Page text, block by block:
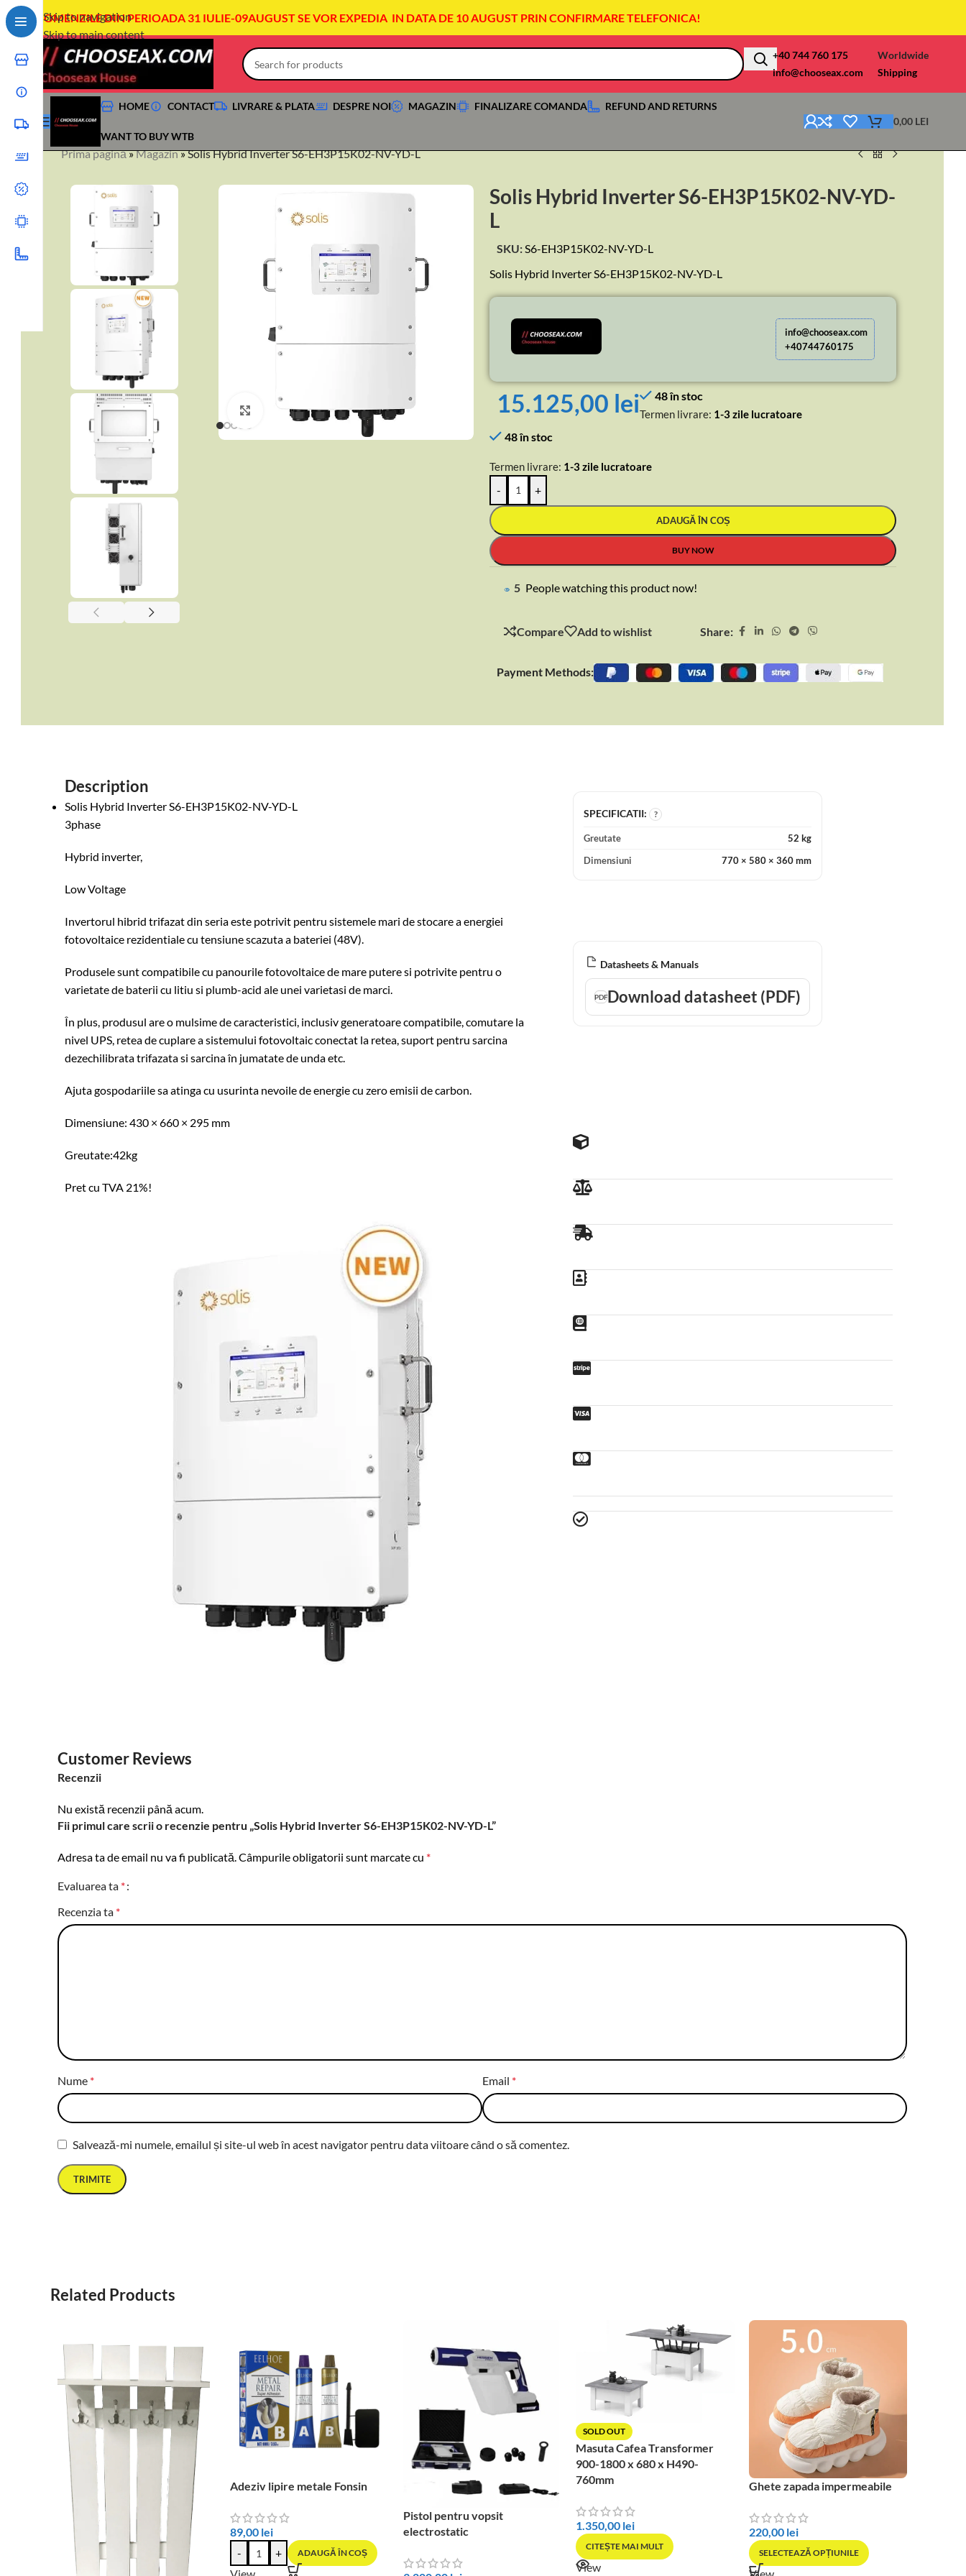
Skip to navigation
Skip to main content
COMENZILE DIN PERIOADA 31 IULIE-09AUGUST SE VOR EXPEDIA IN DATA DE 10 AUGUST PRIN CONFIRMARE TELEFONICA!
+40 744 760 175
info@chooseax.com
Worldwide
Shipping
HOME CONTACT LIVRARE & PLATA DESPRE NOI MAGAZIN FINALIZARE COMANDA REFUND AND RETURNS
WANT TO BUY WTB
0,00 LEI
Prima pagină»Magazin»Solis Hybrid Inverter S6-EH3P15K02-NV-YD-L
Click to enlarge
Solis Hybrid Inverter S6-EH3P15K02-NV-YD-
L
SKU: S6-EH3P15K02-NV-YD-L
Solis Hybrid Inverter S6-EH3P15K02-NV-YD-L
info@chooseax.com
+40744760175
15.125,00 lei 48 în stoc
Termen livrare: 1-3 zile lucratoare
48 în stoc
Termen livrare: 1-3 zile lucratoare
- +
ADAUGĂ ÎN COȘ
BUY NOW
10 People watching this product now!
Compare Add to wishlist Share:
Payment Methods:
Description
Solis Hybrid Inverter S6-EH3P15K02-NV-YD-L
3phase
Hybrid inverter,
Low Voltage
Invertorul hibrid trifazat din seria este potrivit pentru sistemele mari de stocare a energiei
fotovoltaice rezidentiale cu tensiune scazuta a bateriei (48V).
Produsele sunt compatibile cu panourile fotovoltaice de mare putere si potrivite pentru o
varietate de baterii cu litiu si plumb-acid ale unei varietasi de marci.
În plus, produsul are o mulsime de caracteristici, inclusiv generatoare compatibile, comutare la
nivel UPS, retea de cuplare a sistemului fotovoltaic conectat la retea, suport pentru sarcina
dezechilibrata trifazata si sarcina în jumatate de unda etc.
Ajuta gospodariile sa atinga cu usurinta nevoile de energie cu zero emisii de carbon.
Dimensiune: 430 × 660 × 295 mm
Greutate:42kg
Pret cu TVA 21%!
SPECIFICATII: ?
Greutate
52 kg
Dimensiuni
770 × 580 × 360 mm
Datasheets & Manuals
Download datasheet (PDF)
Customer Reviews
Recenzii
Nu există recenzii până acum.
Fii primul care scrii o recenzie pentru „Solis Hybrid Inverter S6-EH3P15K02-NV-YD-L”
Adresa ta de email nu va fi publicată. Câmpurile obligatorii sunt marcate cu *
Evaluarea ta *
Recenzia ta *
Nume * Email *
Salvează-mi numele, emailul și site-ul web în acest navigator pentru data viitoare când o să comentez.
Related Products
Adeziv lipire metale Fonsin
89,00 lei
-
+ ADAUGĂ ÎN COȘ
Pistol pentru vopsit
electrostatic
SOLD OUT
Masuta Cafea Transformer
900-1800 x 680 x H490-
760mm
1.350,00 lei
CITEȘTE MAI MULT
View
Ghete zapada impermeabile
220,00 lei
SELECTEAZĂ OPȚIUNILE